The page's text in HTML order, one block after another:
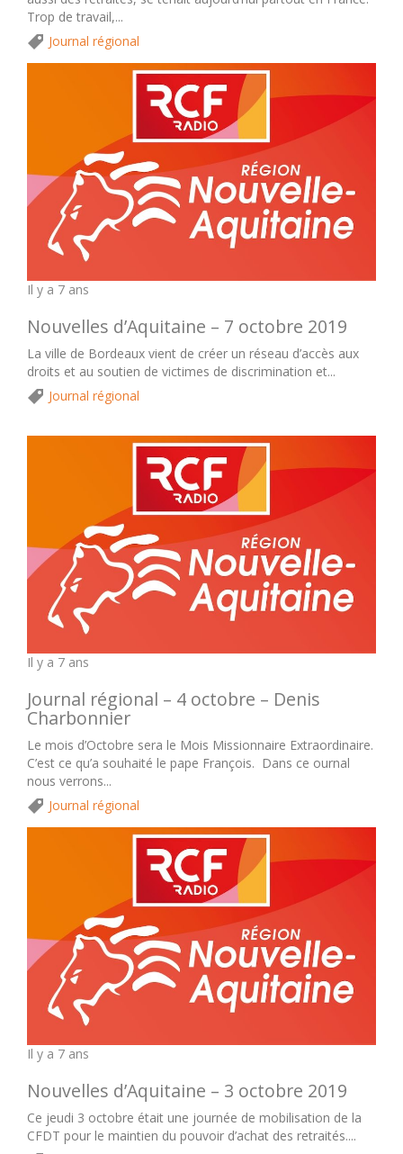
Trop de travail,...
Journal régional
Il y a 7 ans
Nouvelles d’Aquitaine – 7 octobre 2019
La ville de Bordeaux vient de créer un réseau d’accès aux
droits et au soutien de victimes de discrimination et...
Journal régional
Il y a 7 ans
Journal régional – 4 octobre – Denis
Charbonnier
Le mois d’Octobre sera le Mois Missionnaire Extraordinaire.
C’est ce qu’a souhaité le pape François. Dans ce ournal
nous verrons...
Journal régional
Il y a 7 ans
Nouvelles d’Aquitaine – 3 octobre 2019
Ce jeudi 3 octobre était une journée de mobilisation de la
CFDT pour le maintien du pouvoir d’achat des retraités....